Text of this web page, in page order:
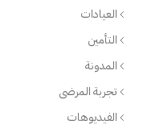
العيادات
التأمين
المدونة
تجربة المرضى
الفيديوهات